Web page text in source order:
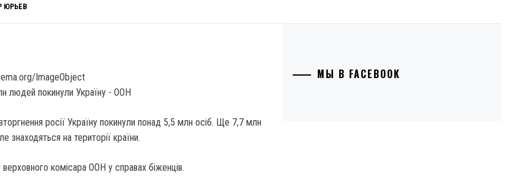
ЮРЬЕВ
ImageObject
росії Україну покинули понад 5,5 млн осіб. Ще 7,7 млн
знаходяться на території країни.
комісара ООН у справах біженців.
МЫ В FACEBOOK